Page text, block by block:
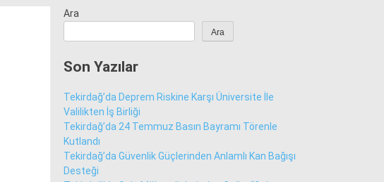
Ara
Ara
Son Yazılar
Tekirdağ’da Deprem Riskine Karşı Üniversite İle
Valilikten İş Birliği
Tekirdağ’da 24 Temmuz Basın Bayramı Törenle
Kutlandı
Tekirdağ’da Güvenlik Güçlerinden Anlamlı Kan Bağışı
Desteği